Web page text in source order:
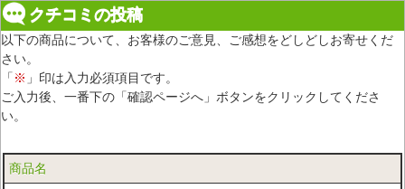
クチコミの投稿
以下の商品について、お客様のご意見、ご感想をどしどしお寄せくだ
さい。
「※ 」印は入力必須項目です。
ご入力後、一番下の「確認ページへ」ボタンをクリックしてくださ
い。
商品名